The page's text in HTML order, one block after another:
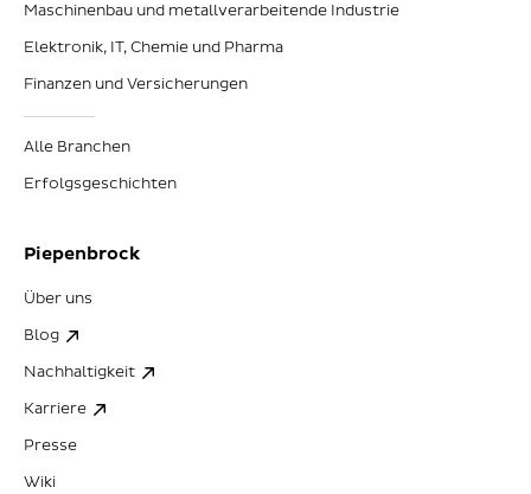
Maschinenbau und metallverarbeitende Industrie
Elektronik, IT, Chemie und Pharma
Finanzen und Versicherungen
Alle Branchen
Erfolgsgeschichten
Piepenbrock
Über uns
Blog
Nachhaltigkeit
Karriere
Presse
Wiki